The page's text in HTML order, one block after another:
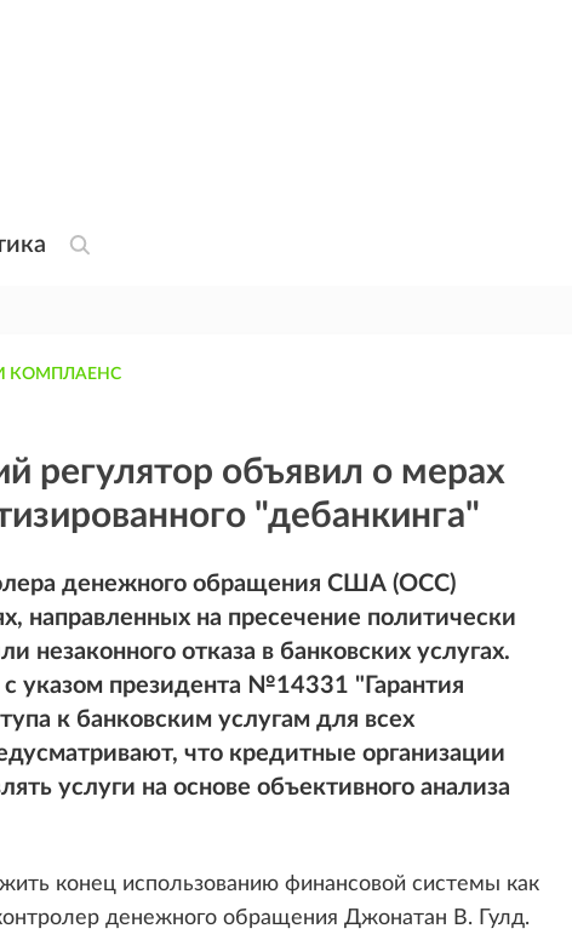
КОМПЛАЕНС
регулятор объявил о мерах
"дебанкинга"
денежного обращения США (OCC)
направленных на пресечение политически
незаконного отказа в банковских услугах.
указом президента №14331 "Гарантия
к банковским услугам для всех
что кредитные организации
услуги на основе объективного анализа
конец использованию финансовой системы как
денежного обращения Джонатан В. Гулд.